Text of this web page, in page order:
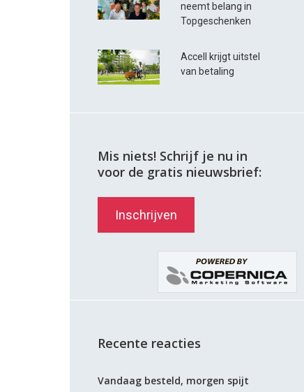
neemt belang in
Topgeschenken
Accell krijgt uitstel
van betaling
Mis niets! Schrijf je nu in
voor de gratis nieuwsbrief:
Inschrijven
Recente reacties
Vandaag besteld, morgen spijt